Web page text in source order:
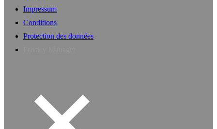
Impressum
Conditions
Protection des données